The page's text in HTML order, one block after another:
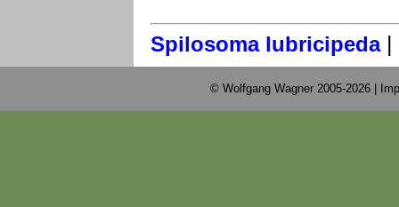
Spilosoma lubricipeda|
© Wolfgang Wagner 2005-2026 |